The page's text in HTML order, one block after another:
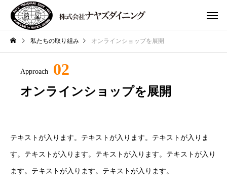
私たちの取り組み オンラインショップを展開
Approach 02
オンラインショップを展開
テキストが入ります。テキストが入ります。テキストが入りま
す。テキストが入ります。テキストが入ります。テキストが入り
ます。テキストが入ります。テキストが入ります。